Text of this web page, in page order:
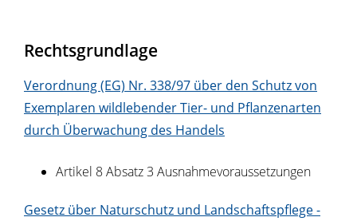
Rechtsgrundlage
Verordnung (EG) Nr. 338/97 über den Schutz von
Exemplaren wildlebender Tier- und Pflanzenarten
durch Überwachung des Handels
Artikel 8 Absatz 3 Ausnahmevoraussetzungen
Gesetz über Naturschutz und Landschaftspflege -